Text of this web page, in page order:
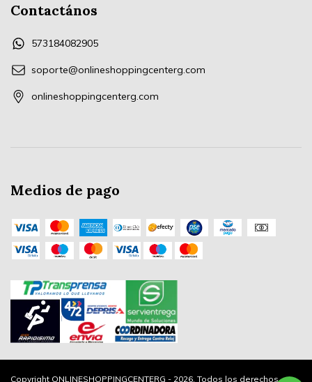
Contactános
573184082905
soporte@onlineshoppingcenterg.com
onlineshoppingcenterg.com
Medios de pago
Copyright ONLINESHOPPINGCENTERG - 2026. Todos los derechos